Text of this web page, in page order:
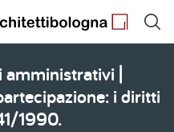
amministrativi |
i diritti
1990.